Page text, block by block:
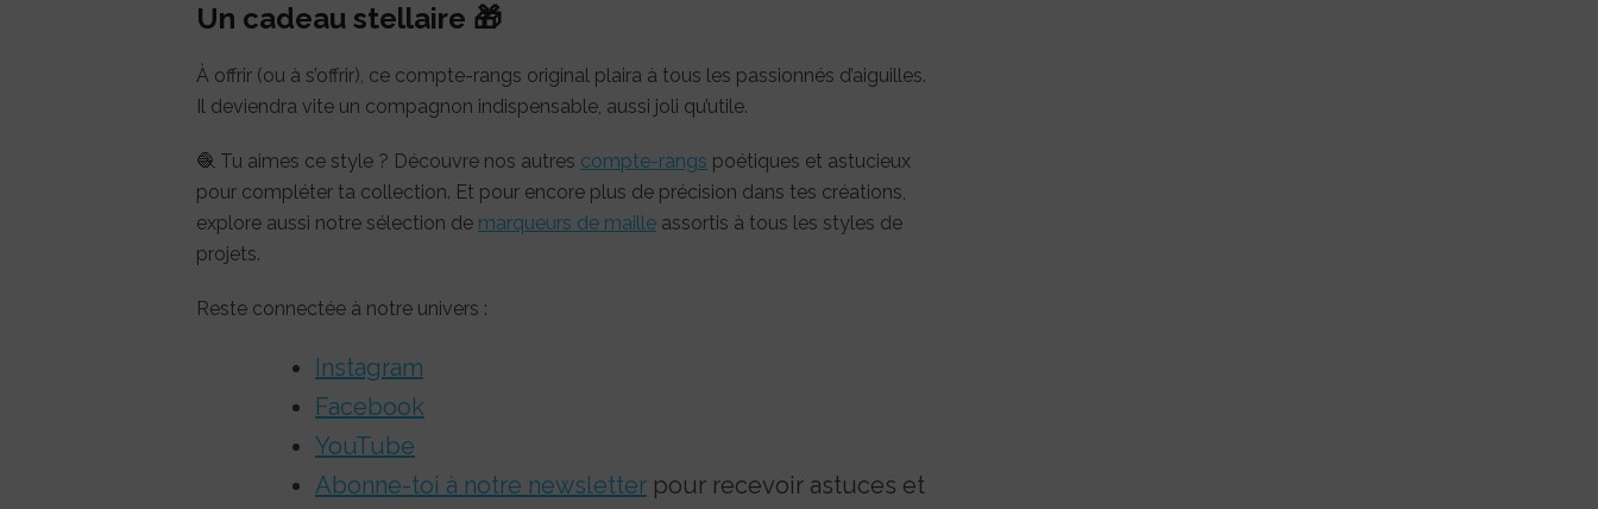
Un cadeau stellaire 🎁
À offrir (ou à s’offrir), ce compte-rangs original plaira à tous les passionnés d’aiguilles.
Il deviendra vite un compagnon indispensable, aussi joli qu’utile.
🧶 Tu aimes ce style ? Découvre nos autres compte-rangs poétiques et astucieux
pour compléter ta collection. Et pour encore plus de précision dans tes créations,
explore aussi notre sélection de marqueurs de maille assortis à tous les styles de
projets.
Reste connectée à notre univers :
Instagram
Facebook
YouTube
Abonne-toi à notre newsletter pour recevoir astuces et